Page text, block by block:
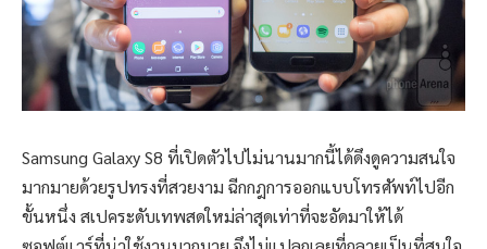
Samsung Galaxy S8 ที่เปิดตัวไปไม่นานมากนี้ได้ดึงดูความสนใจ
มากมายด้วยรูปทรงที่สวยงาม ฉีกกฎการออกแบบโทรศัพท์ไปอีก
ขั้นหนึ่ง สเปคระดับเทพสดใหม่ล่าสุดเท่าที่จะอัดมาให้ได้